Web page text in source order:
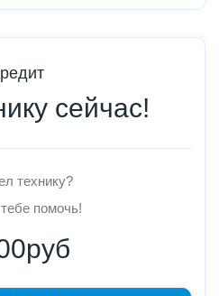
сейчас!
технику?
помочь!